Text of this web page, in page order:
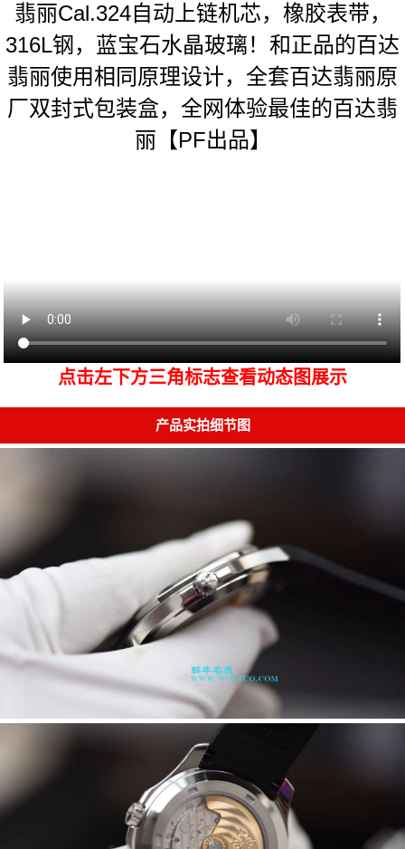
翡丽Cal.324自动上链机芯，橡胶表带，
316L钢，蓝宝石水晶玻璃！和正品的百达
翡丽使用相同原理设计，全套百达翡丽原
厂双封式包装盒，全网体验最佳的百达翡
丽【PF出品】
点击左下方三角标志查看动态图展示
产品实拍细节图